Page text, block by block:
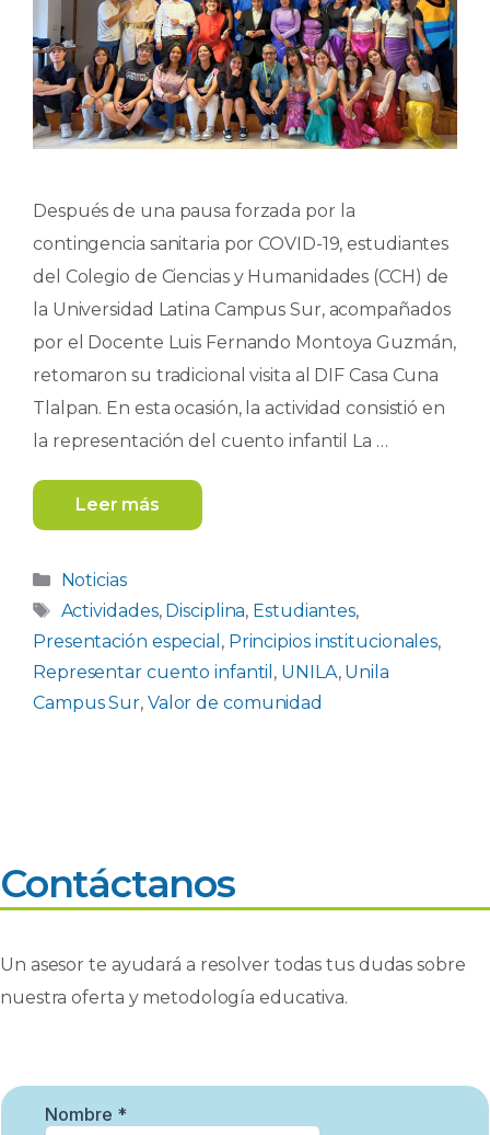
Después de una pausa forzada por la
contingencia sanitaria por COVID-19, estudiantes
del Colegio de Ciencias y Humanidades (CCH) de
la Universidad Latina Campus Sur, acompañados
por el Docente Luis Fernando Montoya Guzmán,
retomaron su tradicional visita al DIF Casa Cuna
Tlalpan. En esta ocasión, la actividad consistió en
la representación del cuento infantil La …
Leer más
Categorías
Noticias
Etiquetas
Actividades, Disciplina, Estudiantes,
Presentación especial , Principios institucionales,
Representar cuento infantil , UNILA, Unila
Campus Sur, Valor de comunidad
Contáctanos
Un asesor te ayudará a resolver todas tus dudas sobre
nuestra oferta y metodología educativa.